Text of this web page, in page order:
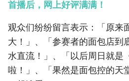
首播后，网上好评满满！
观众们纷纷留言表示：「原来
大！」、「参赛者的面包店到
水直流！」、「以后周日就是
啦！」、「果然是面包控的天